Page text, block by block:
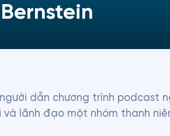
dẫn chương trình podcast
lãnh đạo một nhóm thanh